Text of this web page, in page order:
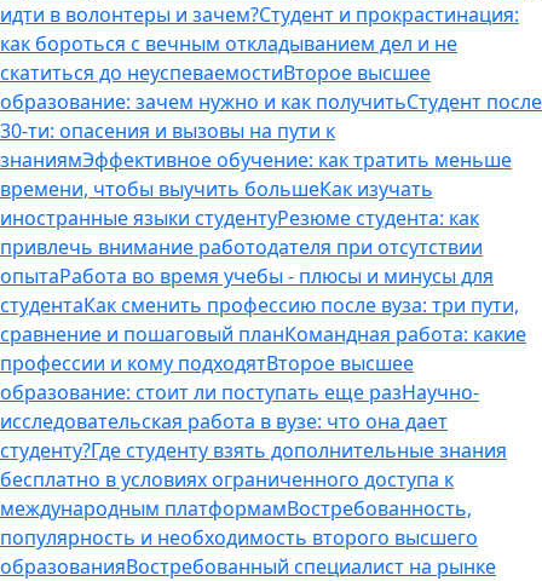
идти в волонтеры и зачем?Студент и прокрастинация:
как бороться с вечным откладыванием дел и не
скатиться до неуспеваемостиВторое высшее
образование: зачем нужно и как получитьСтудент после
30-ти: опасения и вызовы на пути к
знаниямЭффективное обучение: как тратить меньше
времени, чтобы выучить большеКак изучать
иностранные языки студентуРезюме студента: как
привлечь внимание работодателя при отсутствии
опытаРабота во время учебы - плюсы и минусы для
студентаКак сменить профессию после вуза: три пути,
сравнение и пошаговый планКомандная работа: какие
профессии и кому подходятВторое высшее
образование: стоит ли поступать еще разНаучно-
исследовательская работа в вузе: что она дает
студенту?Где студенту взять дополнительные знания
бесплатно в условиях ограниченного доступа к
международным платформамВостребованность,
популярность и необходимость второго высшего
образованияВостребованный специалист на рынке